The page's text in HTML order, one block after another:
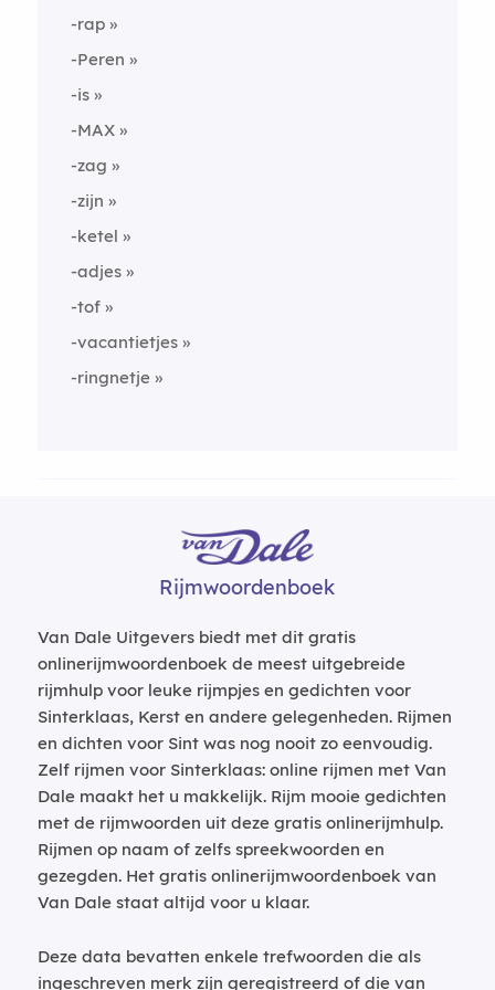
-rap
-Peren
-is
-MAX
-zag
-zijn
-ketel
-adjes
-tof
-vacantietjes
-ringnetje
Rijmwoordenboek
Van Dale Uitgevers biedt met dit gratis
onlinerijmwoordenboek de meest uitgebreide
rijmhulp voor leuke rijmpjes en gedichten voor
Sinterklaas, Kerst en andere gelegenheden. Rijmen
en dichten voor Sint was nog nooit zo eenvoudig.
Zelf rijmen voor Sinterklaas: online rijmen met Van
Dale maakt het u makkelijk. Rijm mooie gedichten
met de rijmwoorden uit deze gratis onlinerijmhulp.
Rijmen op naam of zelfs spreekwoorden en
gezegden. Het gratis onlinerijmwoordenboek van
Van Dale staat altijd voor u klaar.
Deze data bevatten enkele trefwoorden die als
ingeschreven merk zijn geregistreerd of die van